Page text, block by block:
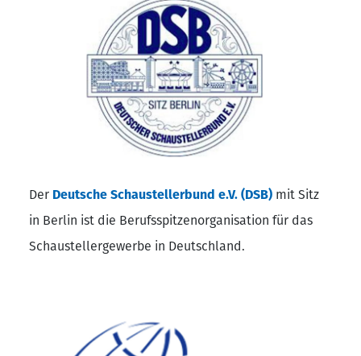
Der Deutsche Schaustellerbund e.V. (DSB) mit Sitz
in Berlin ist die Berufsspitzenorganisation für das
Schaustellergewerbe in Deutschland.